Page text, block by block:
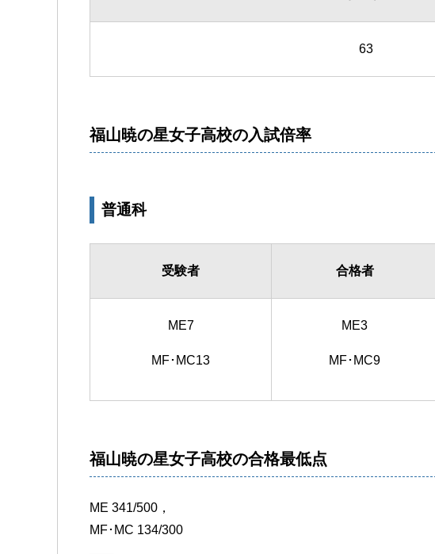
63
福山暁の星女子高校の入試倍率
普通科
受験者 合格者
ME7
MF･MC13
ME3
MF･MC9
福山暁の星女子高校の合格最低点
ME 341/500，
MF･MC 134/300